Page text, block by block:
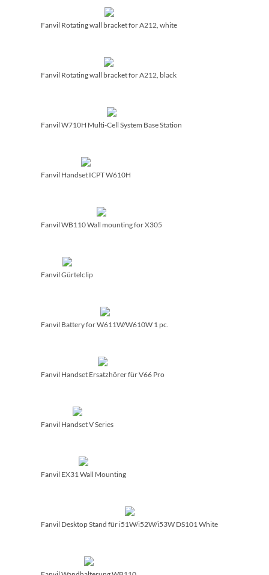
Fanvil Rotating wall bracket for A212, white
Fanvil Rotating wall bracket for A212, black
Fanvil W710H Multi-Cell System Base Station
Fanvil Handset ICPT W610H
Fanvil WB110 Wall mounting for X305
Fanvil Gürtelclip
Fanvil Battery for W611W/­W610W 1 pc.
Fanvil Handset Ersatzhörer für V66 Pro
Fanvil Handset V Series
Fanvil EX31 Wall Mounting
Fanvil Desktop Stand für i51W/­i52W/­i53W DS101 White